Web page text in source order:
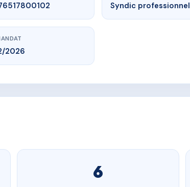
Syndic professionnel
2026
6